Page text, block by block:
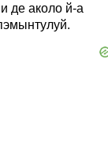
де аколо й-а